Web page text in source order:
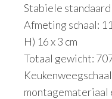
Stabiele standaard
Afmeting schaal:
H) 16 x 3 cm
Totaal gewicht:
montagemateriaal